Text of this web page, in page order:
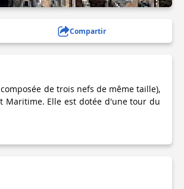
Compartir
de trois nefs de même taille),
Maritime. Elle est dotée d'une tour du